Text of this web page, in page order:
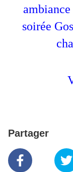
soirée
Partager